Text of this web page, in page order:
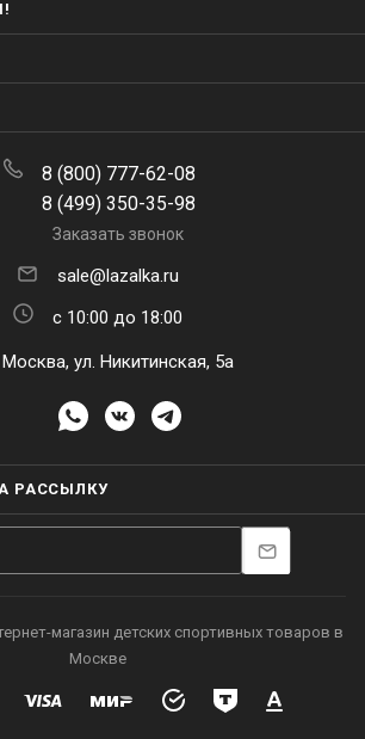
8 (800) 777-62-08
8 (499) 350-35-98
Заказать звонок
sale@lazalka.ru
с 10:00 до 18:00
Москва, ул. Никитинская, 5а
РАССЫЛКУ
магазин детских спортивных товаров в
Москве